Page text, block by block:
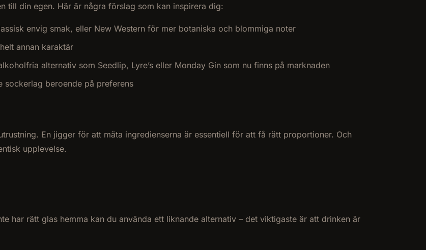
till din egen. Här är några förslag som kan inspirera dig:
envig smak, eller New Western för mer botaniska och blommiga noter
annan karaktär
alternativ som Seedlip, Lyre’s eller Monday Gin som nu finns på marknaden
sockerlag beroende på preferens
En jigger för att mäta ingredienserna är essentiell för att få rätt proportioner. Och
upplevelse.
har rätt glas hemma kan du använda ett liknande alternativ – det viktigaste är att drinken är